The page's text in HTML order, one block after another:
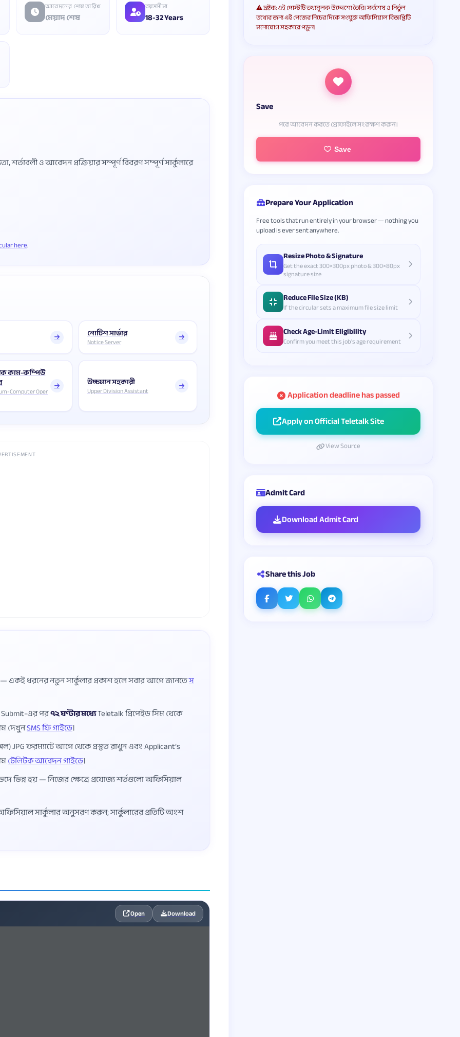
আবেদনের শেষ তারিখ
মেয়াদ শেষ
বয়সসীমা
18-32 Years
ও আবেদন প্রক্রিয়ার সম্পূর্ণ বিবরণ সম্পূর্ণ সার্কুলারে
here
নোটিশ সার্ভার
Notice Server
কাম-কম্পিউ
Computer Oper
উচ্চমান সহকারী
Upper Division Assistant
একই ধরনের নতুন সার্কুলার প্রকাশ হলে সবার আগে জানতেস
এর পর৭২ ঘণ্টার মধ্যেTeletalk প্রিপেইড সিম থেকে
দেখুনSMS ফি গাইডে।
JPG ফরম্যাটে আগে থেকে প্রস্তুত রাখুন এবং Applicant’s
টেলিটক আবেদন গাইডে।
ভিন্ন হয় — নিজের ক্ষেত্রে প্রযোজ্য শর্তগুলো অফিসিয়াল
সার্কুলার অনুসরণ করুন; সার্কুলারের প্রতিটি অংশ
Open Download
⚠️ দ্রষ্টব্য: এই পোস্টটি তথ্যমূলক উদ্দেশ্যে তৈরি। সর্বশেষ ও নির্ভুল
তথ্যের জন্য এই পেজের নিচের দিকে সংযুক্ত অফিসিয়াল বিজ্ঞপ্তিটি
মনোযোগ সহকারে পড়ুন।
Save
পরে আবেদন করতে প্রোফাইলে সংরক্ষণ করুন।
Save
Prepare Your Application
Free tools that run entirely in your browser — nothing you
upload is ever sent anywhere.
Resize Photo & Signature
Get the exact 300×300px photo & 300×80px
signature size
Reduce File Size (KB)
If the circular sets a maximum file size limit
Check Age-Limit Eligibility
Confirm you meet this job's age requirement
Application deadline has passed
Apply on Official Teletalk Site
View Source
Admit Card
Download Admit Card
Share this Job